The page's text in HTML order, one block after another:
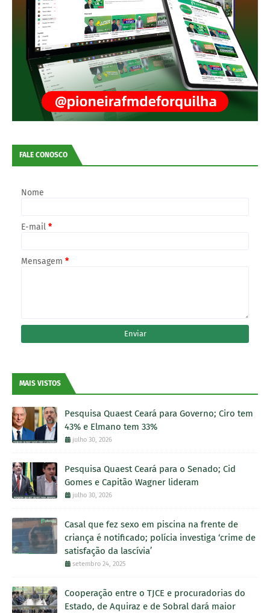
FALE CONOSCO
Nome
E-mail *
Mensagem *
MAIS VISTOS
Pesquisa Quaest Ceará para Governo; Ciro tem
43% e Elmano tem 33%
julho 30, 2026
Pesquisa Quaest Ceará para o Senado; Cid
Gomes e Capitão Wagner lideram
julho 30, 2026
Casal que fez sexo em piscina na frente de
criança é notificado; polícia investiga ‘crime de
satisfação da lascívia’
setembro 24, 2025
Cooperação entre o TJCE e procuradorias do
Estado, de Aquiraz e de Sobral dará maior